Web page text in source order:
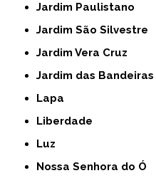
Jardim Paulistano
Jardim São Silvestre
Jardim Vera Cruz
Jardim das Bandeiras
Lapa
Liberdade
Luz
Nossa Senhora do Ó